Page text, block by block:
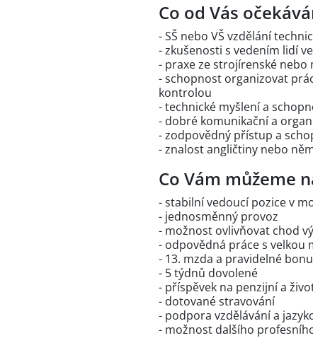
Co od Vás
- SŠ nebo VŠ vzdělání
- zkušenosti s vedením lidí
- praxe ze strojírenské
- schopnost organizovat
kontrolou
- technické myšlení a
- dobré komunikační a
- zodpovědný přístup a
- znalost angličtiny nebo
Co Vám můžeme
- stabilní vedoucí pozice v
- jednosměnný provoz
- možnost ovlivňovat chod
- odpovědná práce s
- 13. mzda a pravidelné
- 5 týdnů dovolené
- příspěvek na penzijní a
- dotované stravování
- podpora vzdělávání a
- možnost dalšího